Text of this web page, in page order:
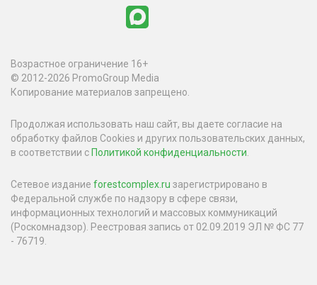
Возрастное ограничение 16+
© 2012-2026 PromoGroup Media
Копирование материалов запрещено.
Продолжая использовать наш сайт, вы даете согласие на
обработку файлов Cookies и других пользовательских данных,
в соответствии с Политикой конфиденциальности
Сетевое издание forestcomplex.ru зарегистрировано в
Федеральной службе по надзору в сфере связи,
информационных технологий и массовых коммуникаций
(Роскомнадзор). Реестровая запись от 02.09.2019 ЭЛ № ФС 77
- 76719.